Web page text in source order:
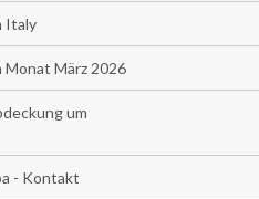
Italy
März 2026
um
- Kontakt